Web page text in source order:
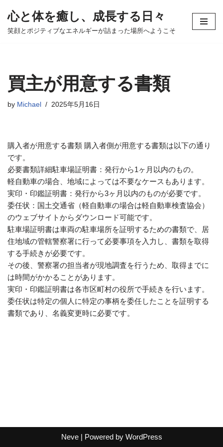
コ
ツ
へ
キ
心と体を癒し、成長する日々
笑顔とポジティブなエネルギーが詰まった場所へようこそ
買主が用意する書類
by Michael 2025年5月16日
購入者が用意する書類 購入者側が用意する書類は以下の通り
です。
必要書類詳細駐車場証明書：発行から1ヶ月以内のもの。
軽自動車の場合、地域によっては不要なケースもあります。
実印・印鑑証明書：発行から3ヶ月以内のものが必要です。
委任状：国土交通省（軽自動車の場合は軽自動車検査協会）
のウェブサイトからダウンロード可能です。
駐車場証明書は車両の駐車場所を証明するための書類で、居
住地域の管轄警察署に行って必要事項を入力し、書類を取得
する手続きが必要です。
その後、警察署の担当者が現地調査を行うため、取得までに
は時間がかかることがあります。
実印・印鑑証明書は各市区町村の役所で手続きを行います。
委任状は特定の個人に特定の事柄を委任したことを証明する
書類であり、名義変更時に必要です。
Neve| Powered by WordPress